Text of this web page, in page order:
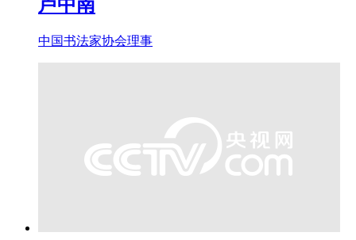
卢中南
中国书法家协会理事